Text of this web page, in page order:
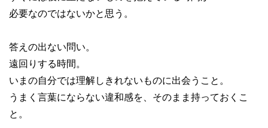
必要なのではないかと思う。
答えの出ない問い。
遠回りする時間。
いまの自分では理解しきれないものに出会うこと。
うまく言葉にならない違和感を、そのまま持っておくこ
と。